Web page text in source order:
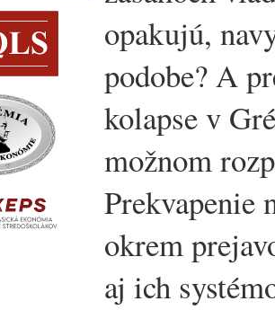
opakujú,
podobe? A
kolapse v
možnom
Prekvapenie
okrem
aj ich